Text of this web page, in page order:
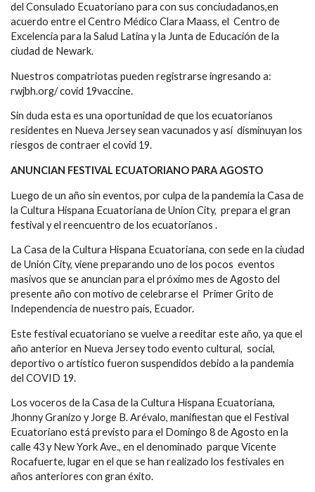
del Consulado Ecuatoriano para con sus conciudadanos,en
acuerdo entre el Centro Médico Clara Maass, el Centro de
Excelencia para la Salud Latina y la Junta de Educación de la
ciudad de Newark.
Nuestros compatriotas pueden registrarse ingresando a:
rwjbh.org/ covid 19vaccine.
Sin duda esta es una oportunidad de que los ecuatorianos
residentes en Nueva Jersey sean vacunados y así disminuyan los
riesgos de contraer el covid 19.
ANUNCIAN FESTIVAL ECUATORIANO PARAAGOSTO
Luego de un año sin eventos, por culpa de la pandemia la Casa de
la Cultura Hispana Ecuatoriana de Union City, prepara el gran
festival y el reencuentro de los ecuatorianos .
La Casa de la Cultura Hispana Ecuatoriana, con sede en la ciudad
de Unión City, viene preparando uno de los pocos eventos
masivos que se anuncian para el próximo mes de Agosto del
presente año con motivo de celebrarse el Primer Grito de
Independencia de nuestro país, Ecuador.
Este festival ecuatoriano se vuelve a reeditar este año, ya que el
año anterior en Nueva Jersey todo evento cultural, social,
deportivo o artístico fueron suspendidos debido a la pandemia
del COVID 19.
Los voceros de la Casa de la Cultura Hispana Ecuatoriana,
Jhonny Granizo y Jorge B. Arévalo, manifiestan que el Festival
Ecuatoriano está previsto para el Domingo 8 de Agosto en la
calle 43 y New York Ave., en el denominado parque Vicente
Rocafuerte, lugar en el que se han realizado los festivales en
años anteriores con gran éxito.